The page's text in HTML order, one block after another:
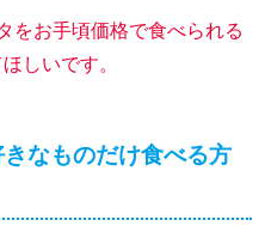
をお手頃価格で食べられる
しいです。
なものだけ食べる方